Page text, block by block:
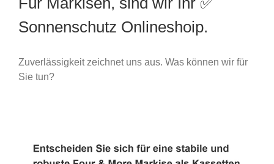
Sonnenschutz Onlineshoip.
Zuverlässigkeit zeichnet uns aus. Was können wir für
Sie tun?